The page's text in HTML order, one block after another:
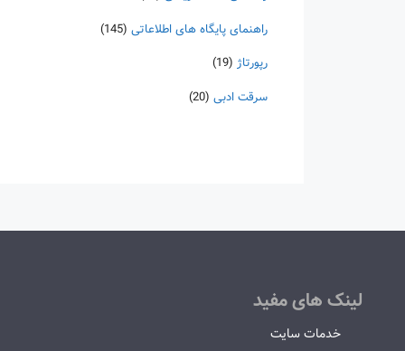
راهنمای پایگاه های اطلاعاتی (145)
رپورتاژ (19)
سرقت ادبی (20)
لینک های مفید
خدمات سایت